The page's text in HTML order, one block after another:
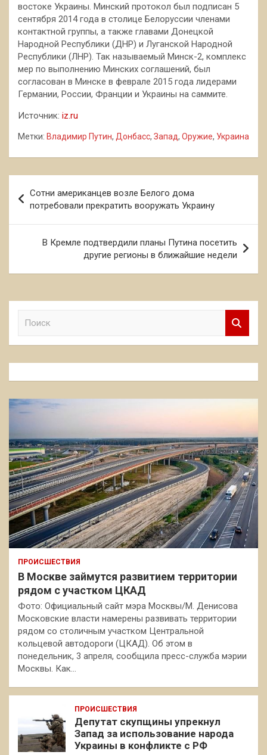
востоке Украины. Минский протокол был подписан 5
сентября 2014 года в столице Белоруссии членами
контактной группы, а также главами Донецкой
Народной Республики (ДНР) и Луганской Народной
Республики (ЛНР). Так называемый Минск-2, комплекс
мер по выполнению Минских соглашений, был
согласован в Минске в феврале 2015 года лидерами
Германии, России, Франции и Украины на саммите.
Источник: iz.ru
Метки: Владимир Путин, Донбасс, Запад, Оружие, Украина
по
записям
Сотни американцев возле Белого дома
потребовали прекратить вооружать Украину
В Кремле подтвердили планы Путина посетить
другие регионы в ближайшие недели
к
ПРОИСШЕСТВИЯ
В Москве займутся развитием территории
рядом с участком ЦКАД
Фото: Официальный сайт мэра Москвы/М. Денисова
Московские власти намерены развивать территории
рядом со столичным участком Центральной
кольцевой автодороги (ЦКАД). Об этом в
понедельник, 3 апреля, сообщила пресс-служба мэрии
Москвы. Как…
ПРОИСШЕСТВИЯ
Депутат скупщины упрекнул
Запад за использование народа
Украины в конфликте с РФ